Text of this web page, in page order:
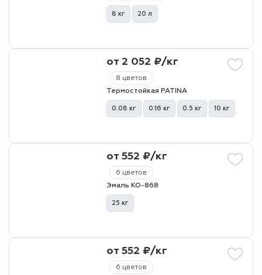
8 кг 20 л
8 цветов
от 2 052 ₽/кг
Термостойкая PATINA
0.08 кг 0.16 кг 0.5 кг 10 кг
6 цветов
от 552 ₽/кг
Эмаль КО-868
25 кг
6 цветов
от 552 ₽/кг